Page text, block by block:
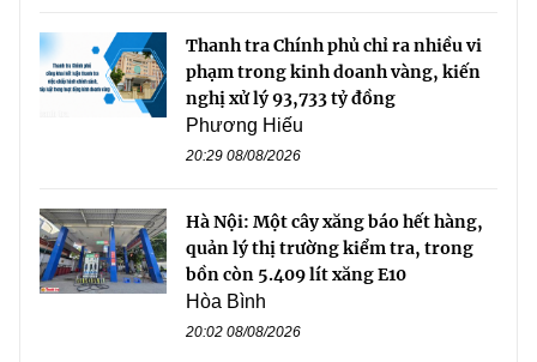
Thanh tra Chính phủ chỉ ra nhiều vi
phạm trong kinh doanh vàng, kiến
nghị xử lý 93,733 tỷ đồng
Phương Hiếu
20:29 08/08/2026
Hà Nội: Một cây xăng báo hết hàng,
quản lý thị trường kiểm tra, trong
bồn còn 5.409 lít xăng E10
Hòa Bình
20:02 08/08/2026